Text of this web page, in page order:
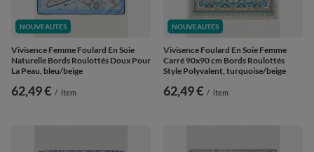
NOUVEAUTÉS
Vivisence Femme Foulard En Soie
Naturelle Bords Roulottés Doux Pour
La Peau, bleu/beige
62,49 € / item
NOUVEAUTÉS
Vivisence Foulard En Soie Femme
Carré 90x90 cm Bords Roulottés
Style Polyvalent, turquoise/beige
62,49 € / item